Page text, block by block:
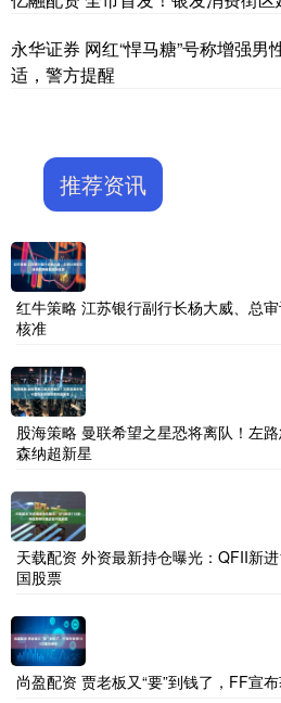
永华证券 网红“悍马糖”号称增强
适，警方提醒
推荐资讯
红牛策略 江苏银行副行长杨大威、总
核准
股海策略 曼联希望之星恐将离队！左
森纳超新星
天载配资 外资最新持仓曝光：QFII新
国股票
尚盈配资 贾老板又“要”到钱了，FF宣